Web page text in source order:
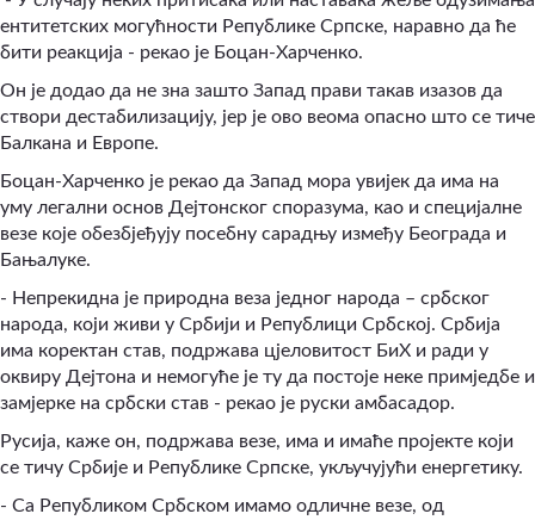
ентитетских могућности Републике Српске, наравно да ће
бити реакција - рекао је Боцан-Харченко.
Он је додао да не зна зашто Запад прави такав изазов да
створи дестабилизацију, јер је ово веома опасно што се тиче
Балкана и Европе.
Боцан-Харченко је рекао да Запад мора увијек да има на
уму легални основ Дејтонског споразума, као и специјалне
везе које обезбјеђују посебну сарадњу између Београда и
Бањалуке.
- Непрекидна је природна веза једног народа – србског
народа, који живи у Србији и Републици Србској. Србија
има коректан став, подржава цјеловитост БиХ и ради у
оквиру Дејтона и немогуће је ту да постоје неке примједбе и
замјерке на србски став - рекао је руски амбасадор.
Русија, каже он, подржава везе, има и имаће пројекте који
се тичу Србије и Републике Српске, укључујући енергетику.
- Са Републиком Србском имамо одличне везе, од